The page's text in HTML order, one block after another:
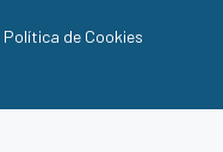
Política de Cookies